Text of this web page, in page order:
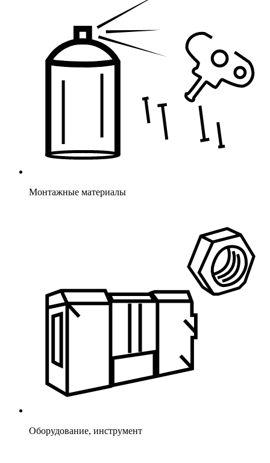
Монтажные материалы
Оборудование, инструмент